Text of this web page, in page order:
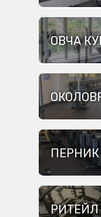
ОВЧА
ПЕРНИК